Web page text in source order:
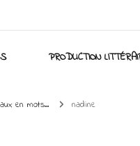
PRODUCTION
en mots... nadine